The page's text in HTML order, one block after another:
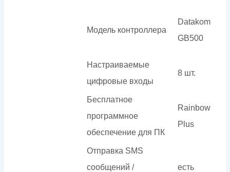
Модель контроллера
Datakom
GB500
Настраиваемые
цифровые входы
8 шт.
Бесплатное
программное
обеспечение для ПК
Rainbow
Plus
Отправка SMS
сообщений /
есть